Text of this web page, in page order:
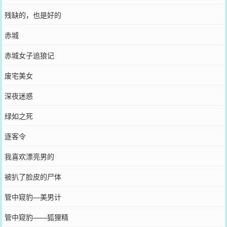
残缺的，也是好的
赤城
赤城女子追狼记
废宅美女
深夜迷惑
绿如之死
逐客令
我喜欢漂亮男的
被扒了脸皮的尸体
管中窥豹—美男计
管中窥豹——狐狸精